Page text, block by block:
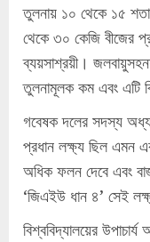
তুলনায় ১০ থেকে ১৫
থেকে ৩০ কেজি বীজের
ব্যয়সাশ্রয়ী।
তুলনামূলক কম এবং এটি
গবেষক দলের সদস্য
প্রধান লক্ষ্য ছিল এমন
অধিক ফলন দেবে এবং
‘জিএইউ ধান ৪’ সেই
বিশ্ববিদ্যালয়ের